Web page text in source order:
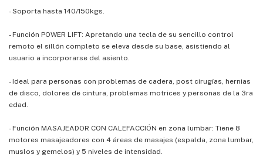
- Soporta hasta 140/150kgs.
- Función POWER LIFT: Apretando una tecla de su sencillo control
remoto el sillón completo se eleva desde su base, asistiendo al
usuario a incorporarse del asiento.
- Ideal para personas con problemas de cadera, post cirugías, hernias
de disco, dolores de cintura, problemas motrices y personas de la 3ra
edad.
- Función MASAJEADOR CON CALEFACCIÓN en zona lumbar: Tiene 8
motores masajeadores con 4 áreas de masajes (espalda, zona lumbar,
muslos y gemelos) y 5 niveles de intensidad.